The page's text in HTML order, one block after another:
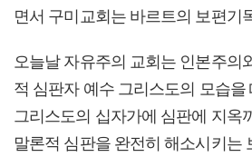
면서 구미교회는 바르트의 보편기
오늘날 자유주의 교회는 인본주의
적 심판자 예수 그리스도의 모습을
그리스도의 십자가에 심판에 지옥
말론적 심판을 완전히 해소시키는